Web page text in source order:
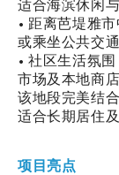
适合海滨休闲与
• 距离芭堤雅
或乘坐公共交通
• 社区生活氛
市场及本地商
该地段完美结
适合长期居住
项目亮点